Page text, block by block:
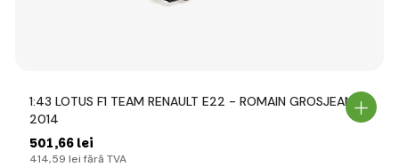
1:43 LOTUS F1 TEAM RENAULT E22 - ROMAIN GROSJEAN -
2014
501,66 lei
414,59 lei fără TVA